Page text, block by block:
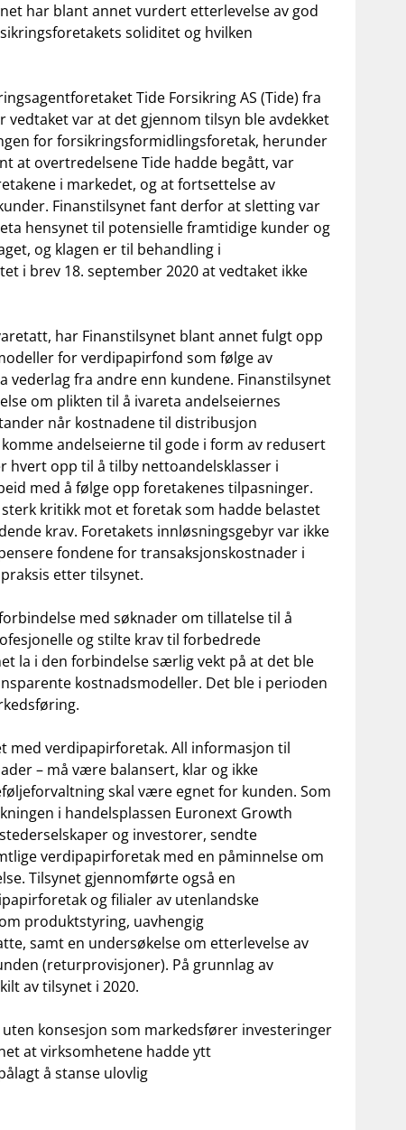
har blant annet vurdert etterlevelse av god
soliditet og hvilken
Tide Forsikring AS (Tide) fra
var at det gjennom tilsyn ble avdekket
for forsikringsformidlingsforetak, herunder
at overtredelsene Tide hadde begått, var
i markedet, og at fortsettelse av
Finanstilsynet fant derfor at sletting var
hensynet til potensielle framtidige kunder og
og klagen er til behandling i
i brev 18. september 2020 at vedtaket ikke
har Finanstilsynet blant annet fulgt opp
for verdipapirfond som følge av
fra andre enn kundene. Finanstilsynet
om plikten til å ivareta andelseiernes
når kostnadene til distribusjon
andelseierne til gode i form av redusert
hvert opp til å tilby nettoandelsklasser i
med å følge opp foretakenes tilpasninger.
kritikk mot et foretak som hadde belastet
krav. Foretakets innløsningsgebyr var ikke
fondene for transaksjonskostnader i
etter tilsynet.
med søknader om tillatelse til å
og stilte krav til forbedrede
la i den forbindelse særlig vekt på at det ble
kostnadsmodeller. Det ble i perioden
med verdipapirforetak. All informasjon til
– må være balansert, klar og ikke
skal være egnet for kunden. Som
i handelsplassen Euronext Growth
og investorer, sendte
verdipapirforetak med en påminnelse om
Tilsynet gjennomførte også en
og filialer av utenlandske
produktstyring, uavhengig
samt en undersøkelse om etterlevelse av
(returprovisjoner). På grunnlag av
av tilsynet i 2020.
konsesjon som markedsfører investeringer
at virksomhetene hadde ytt
å stanse ulovlig